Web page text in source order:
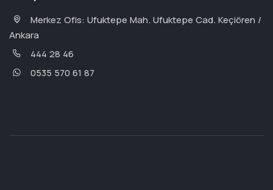
Merkez Ofis: Ufuktepe Mah. Ufuktepe Cad. Keçiören /
Ankara
444 28 46
0535 570 61 87